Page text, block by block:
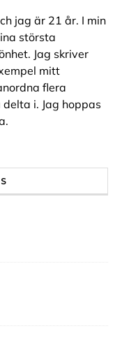
jag är 21 år. I min
största
Jag skriver
mitt
flera
i. Jag hoppas